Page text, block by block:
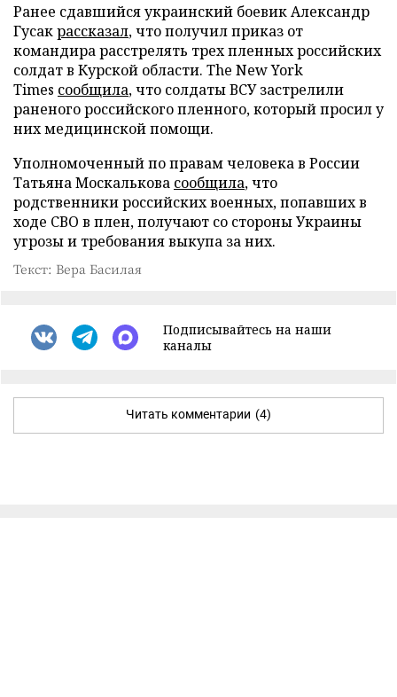
Ранее сдавшийся украинский боевик Александр
Гусакрассказал, что получил приказ от
командира расстрелять трех пленных российских
солдат в Курской области. The New York
Times сообщила, что солдаты ВСУ застрелили
раненого российского пленного, который просил у
них медицинской помощи.
Уполномоченный по правам человека в России
Татьяна Москалькова сообщила, что
родственники российских военных, попавших в
ходе СВО в плен, получают со стороны Украины
угрозы и требования выкупа за них.
Текст: Вера Басилая
Подписывайтесь на наши
каналы
Читать комментарии (4)